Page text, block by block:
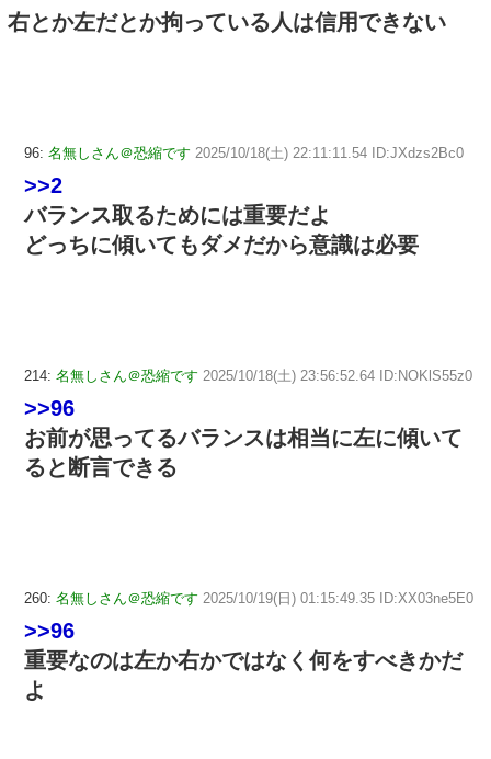
右とか左だとか拘っている人は信用できない
96: 名無しさん＠恐縮です 2025/10/18(土) 22:11:11.54 ID:JXdzs2Bc0
>>2
バランス取るためには重要だよ
どっちに傾いてもダメだから意識は必要
214: 名無しさん＠恐縮です 2025/10/18(土) 23:56:52.64 ID:NOKlS55z0
>>96
お前が思ってるバランスは相当に左に傾いて
ると断言できる
260: 名無しさん＠恐縮です 2025/10/19(日) 01:15:49.35 ID:XX03ne5E0
>>96
重要なのは左か右かではなく何をすべきかだ
よ